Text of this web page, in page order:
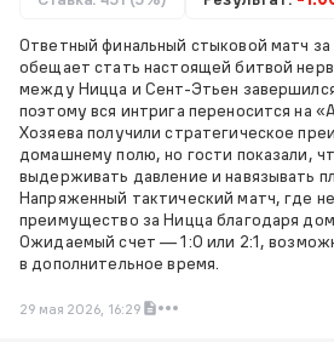
Ответный финальный стыковой матч за
обещает стать настоящей битвой
между Ницца и Сент-Этьен
поэтому вся интрига переносится на
Хозяева получили стратегическое
домашнему полю, но гости показали,
выдерживать давление и навязывать
Напряженный тактический матч, где
преимущество за Ницца благодаря
Ожидаемый счет — 1:0 или 2:1,
в дополнительное время.
29 мая 2026, 16:29